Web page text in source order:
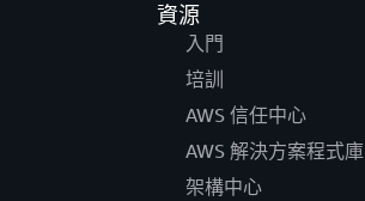
資源
入門
培訓
AWS 信任中心
AWS 解決方案程式庫
架構中心